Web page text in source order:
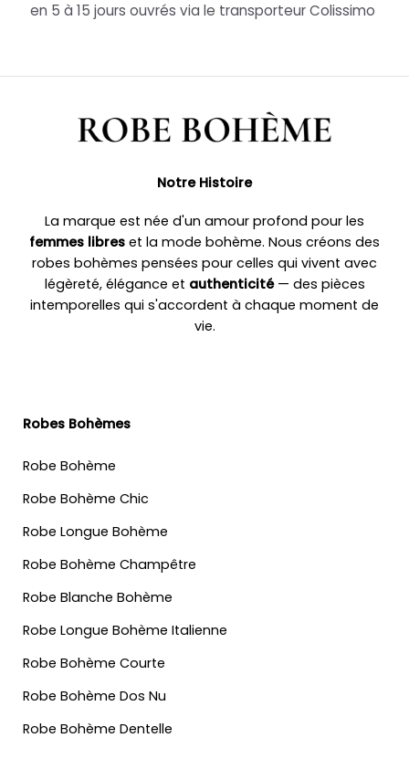
en 5 à 15 jours ouvrés via le transporteur Colissimo
Notre Histoire
La marque est née d'un amour profond pour les
femmes libres et la mode bohème. Nous créons des
robes bohèmes pensées pour celles qui vivent avec
légèreté, élégance et authenticité— des pièces
intemporelles qui s'accordent à chaque moment de
vie.
Robes Bohèmes
Robe Bohème
Robe Bohème Chic
Robe Longue Bohème
Robe Bohème Champêtre
Robe Blanche Bohème
Robe Longue Bohème Italienne
Robe Bohème Courte
Robe Bohème Dos Nu
Robe Bohème Dentelle